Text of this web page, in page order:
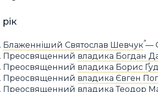
Блаженніший Святослав Шевчук—
Преосвященний владика Богдан
Преосвященний владика Борис
Преосвященний владика Євген
Преосвященний владика Теодор